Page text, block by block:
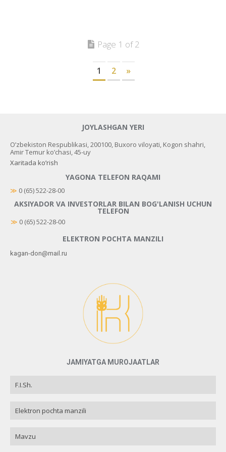
Page 1 of 2
1 2 »
JOYLASHGAN YERI
O’zbekiston Respublikasi, 200100, Buxoro viloyati, Kogon shahri,
Amir Temur ko’chasi, 45-uy
Xaritada ko’rish
YAGONA TELEFON RAQAMI
≫ 0 (65) 522-28-00
AKSIYADOR VA INVESTORLAR BILAN BOG'LANISH UCHUN
TELEFON
≫ 0 (65) 522-28-00
ELEKTRON POCHTA MANZILI
kagan-don@mail.ru
JAMIYATGA MUROJAATLAR